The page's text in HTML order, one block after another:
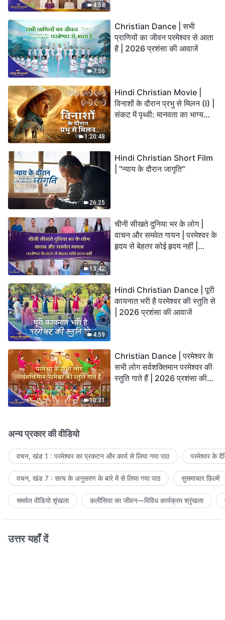
4:58
7:56
Christian Dance | सभी
प्राणियों का जीवन परमेश्वर से आता
है | 2026 प्रशंसा की आवाजें
1:20:48
Hindi Christian Movie |
विनाशों के दौरान प्रभु से मिलन (I) |
संकट में पृथ्वी: मानवता का भाग्य
26:25
Hindi Christian Short Film
| "न्याय के दौरान जागृति"
13:42
चीनी सीखते दुनिया भर के लोग |
वाचन और समवेत गायन | परमेश्वर के
हृदय से बेहतर कोई हृदय नहीं |
4:59
Hindi Christian Dance | पूरी
कायनात भरी है परमेश्वर की स्तुति से
| 2026 प्रशंसा की आवाजें
10:31
Christian Dance | परमेश्वर के
सभी लोग सर्वशक्तिमान परमेश्वर की
स्तुति गाते हैं | 2026 प्रशंसा की
अन्य प्रकार की वीडियो
वचन, खंड 1 : परमेश्वर का प्रकटन और कार्य से लिया गया पाठ परमेश्वर के
वचन, खंड 7 : सत्य के अनुसरण के बारे में से लिया गया पाठ सुसमाचार फ़िल्में
समवेत वीडियो शृंखला कलीसिया का जीवन—विविध कार्यक्रम श्रृंखला
उत्तर यहाँ दें